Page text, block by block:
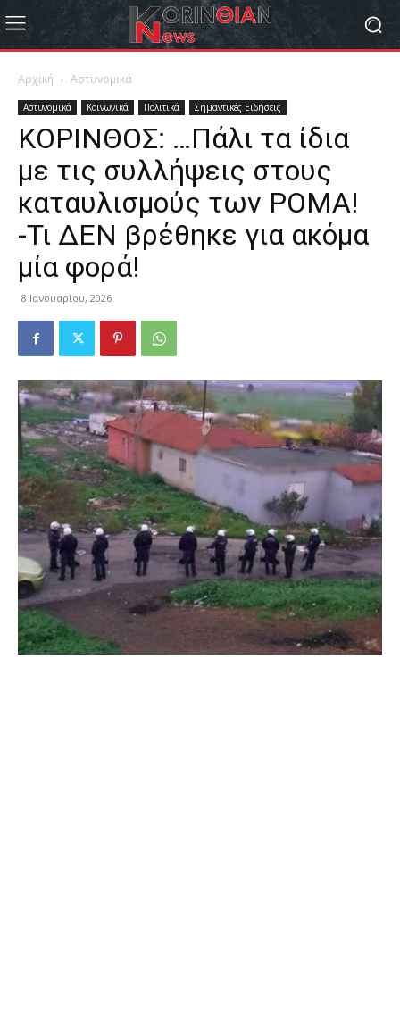
Αρχική Αστυνομικά
Αστυνομικά Κοινωνικά Πολιτικά Σημαντικές Ειδήσεις
ΚΟΡΙΝΘΟΣ: …Πάλι τα ίδια
με τις συλλήψεις στους
καταυλισμούς των ΡΟΜΑ!
-Τι ΔΕΝ βρέθηκε για ακόμα
μία φορά!
8 Ιανουαρίου, 2026